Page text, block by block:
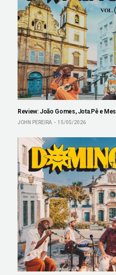
Review: João Gomes, Jota.Pê e
JOHN PEREIRA 15/05/2026